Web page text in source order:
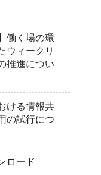
働く場の環
ウィークリ
推進につい
ける情報共
の試行につ
ロード